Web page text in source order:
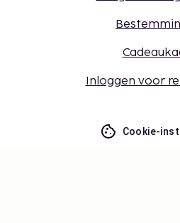
Inloggen voor
Cookie-